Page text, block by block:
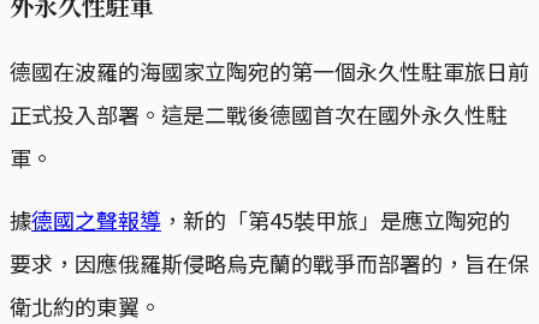
德國在波羅的海國家立陶宛的第一個永久性駐軍旅日前
正式投入部署。這是二戰後德國首次在國外永久性駐
軍。
據德國之聲報導 ，新的「第45裝甲旅」是應立陶宛的
要求，因應俄羅斯侵略烏克蘭的戰爭而部署的，旨在保
衛北約的東翼。